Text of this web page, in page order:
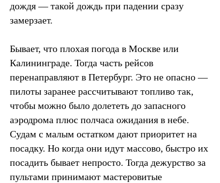
дождя — такой дождь при падении сразу
замерзает.
Бывает, что плохая погода в Москве или
Калининграде. Тогда часть рейсов
перенаправляют в Петербург. Это не опасно —
пилоты заранее рассчитывают топливо так,
чтобы можно было долететь до запасного
аэродрома плюс полчаса ожидания в небе.
Судам с малым остатком дают приоритет на
посадку. Но когда они идут массово, быстро их
посадить бывает непросто. Тогда дежурство за
пультами принимают мастеровитые